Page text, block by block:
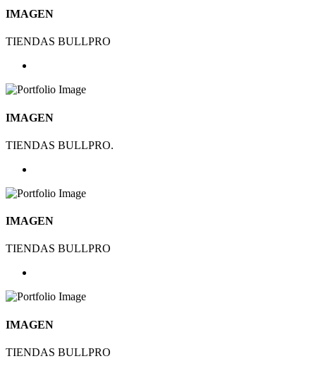
IMAGEN
TIENDAS BULLPRO
IMAGEN
TIENDAS BULLPRO.
IMAGEN
TIENDAS BULLPRO
IMAGEN
TIENDAS BULLPRO